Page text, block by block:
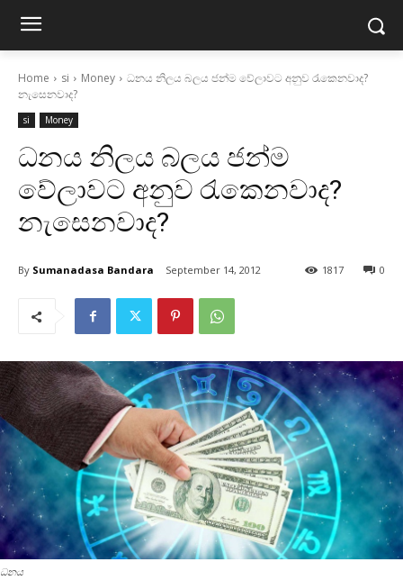
Home si Money
ධනය නිලය බලය ජන්ම වේලාවට අනුව රැකෙනවාද?
නැසෙනවාද?
si Money
ධනය නිලය බලය ජන්ම
වේලාවට අනුව රැකෙනවාද?
නැසෙනවාද?
By Sumanadasa Bandara September 14, 2012 0
1817
ධනය